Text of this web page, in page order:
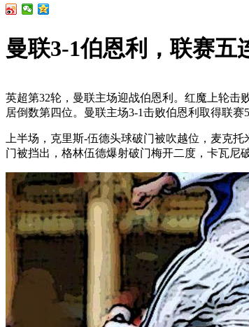
曼联3-1伯恩利，联赛五
英超第32轮，曼联主场迎战伯恩利。红魔上轮击
居倒数第四位。曼联主场3-1击败伯恩利取得联赛5
上半场，克里斯-伍德头球破门被吹越位，麦克
门被挡出，格林伍德爆射破门梅开二度，卡瓦尼